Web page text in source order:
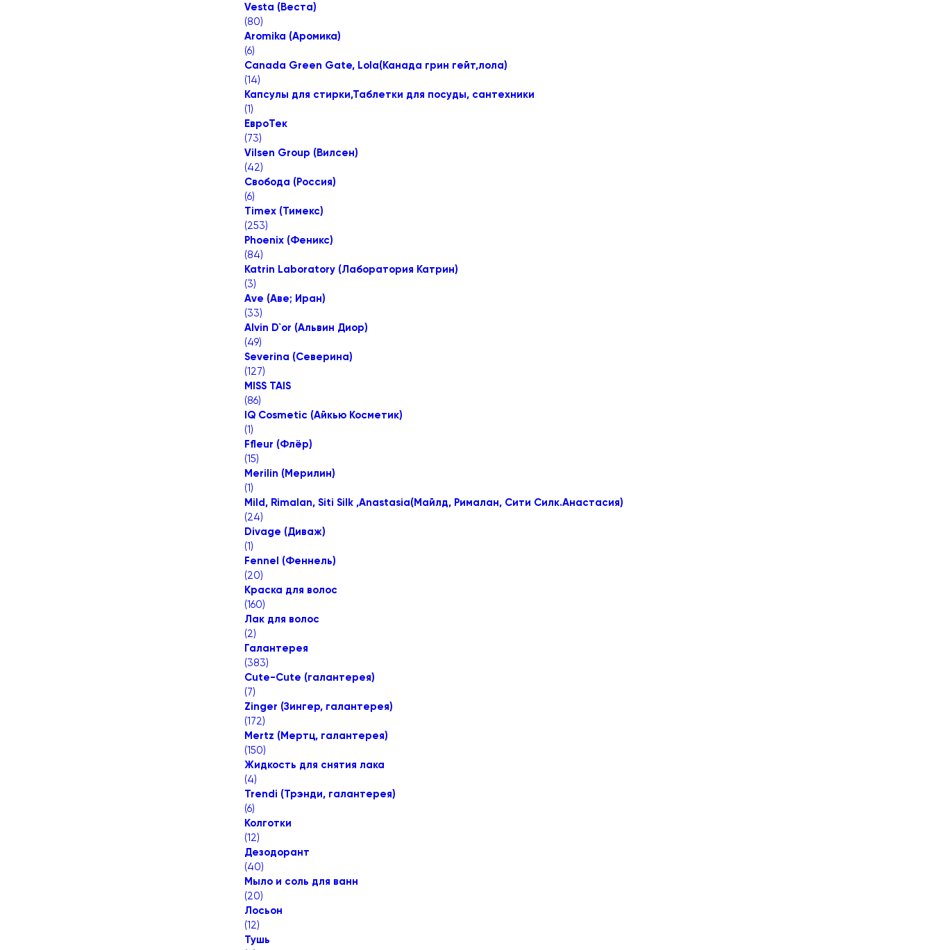
Vesta (Веста)
(80)
Aromika (Аромика)
(6)
Canada Green Gate, Lola(Канада грин гейт,лола)
(14)
Капсулы для стирки,Таблетки для посуды, сантехники
(1)
ЕвроТек
(73)
Vilsen Group (Вилсен)
(42)
Свобода (Россия)
(6)
Timex (Тимекс)
(253)
Phoenix (Феникс)
(84)
Katrin Laboratory (Лаборатория Катрин)
(3)
Ave (Аве; Иран)
(33)
Alvin D`or (Альвин Диор)
(49)
Severina (Северина)
(127)
MISS TAIS
(86)
IQ Cosmetic (Айкью Косметик)
(1)
Ffleur (Флёр)
(15)
Merilin (Мерилин)
(1)
Mild, Rimalan, Siti Silk ,Anastasia(Майлд, Рималан, Сити Силк.Анастасия)
(24)
Divage (Диваж)
(1)
Fennel (Феннель)
(20)
Краска для волос
(160)
Лак для волос
(2)
Галантерея
(383)
Cute-Cute (галантерея)
(7)
Zinger (Зингер, галантерея)
(172)
Mertz (Мертц, галантерея)
(150)
Жидкость для снятия лака
(4)
Trendi (Трэнди, галантерея)
(6)
Колготки
(12)
Дезодорант
(40)
Мыло и соль для ванн
(20)
Лосьон
(12)
Тушь